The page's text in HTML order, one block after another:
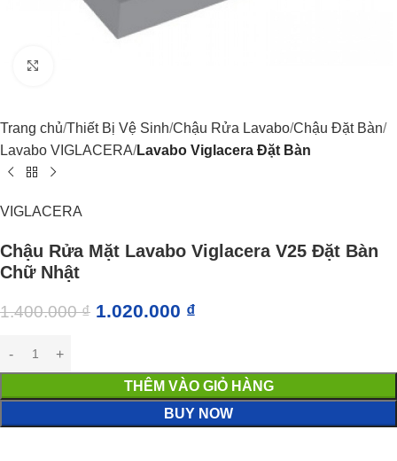
Trang chủ Thiết Bị Vệ Sinh Chậu Rửa Lavabo Chậu Đặt Bàn
Lavabo VIGLACERA Lavabo Viglacera Đặt Bàn
VIGLACERA
Chậu Rửa Mặt Lavabo Viglacera V25 Đặt Bàn
Chữ Nhật
1.400.000₫ 1.020.000 ₫
THÊM VÀO GIỎ HÀNG
BUY NOW